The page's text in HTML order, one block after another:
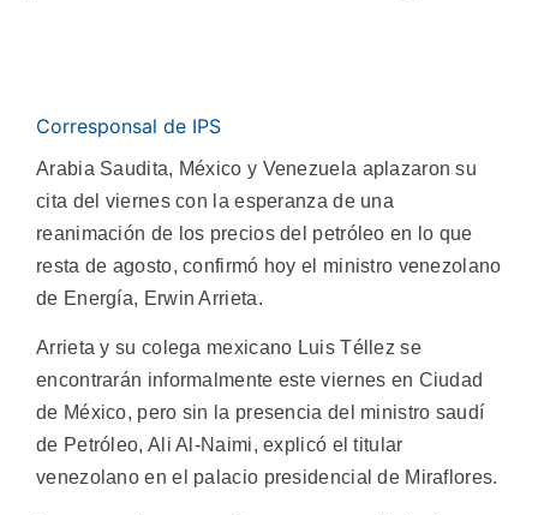
Corresponsal de IPS
Arabia Saudita, México y Venezuela aplazaron su
cita del viernes con la esperanza de una
reanimación de los precios del petróleo en lo que
resta de agosto, confirmó hoy el ministro venezolano
de Energía, Erwin Arrieta.
Arrieta y su colega mexicano Luis Téllez se
encontrarán informalmente este viernes en Ciudad
de México, pero sin la presencia del ministro saudí
de Petróleo, Ali Al-Naimi, explicó el titular
venezolano en el palacio presidencial de Miraflores.